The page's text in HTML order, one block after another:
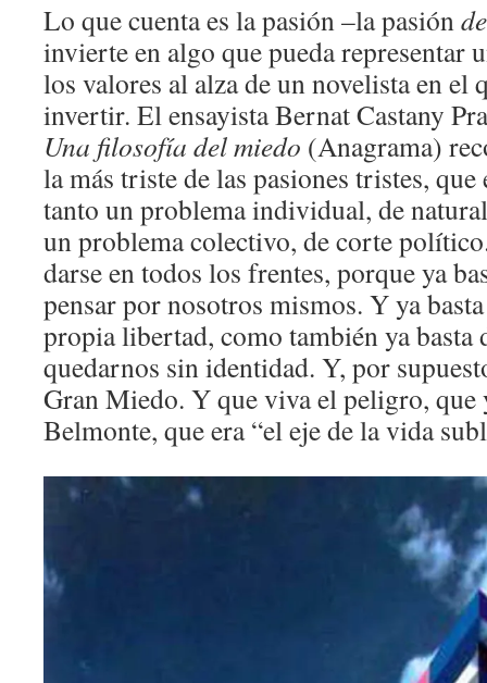
Lo que cuenta es la pasión –la pasión
invierte en algo que pueda representar
los valores al alza de un novelista en el
invertir. El ensayista Bernat Castany
Una filosofía del miedo (Anagrama)
la más triste de las pasiones tristes,
tanto un problema individual, de
un problema colectivo, de corte
darse en todos los frentes, porque ya
pensar por nosotros mismos. Y ya
propia libertad, como también ya basta
quedarnos sin identidad. Y, por
Gran Miedo. Y que viva el peligro, que
Belmonte, que era “el eje de la vida